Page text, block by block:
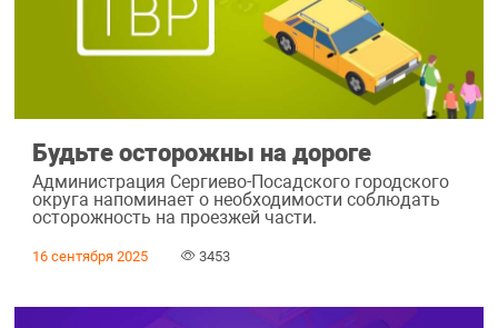
Будьте осторожны на дороге
Администрация Сергиево-Посадского городского
округа напоминает о необходимости соблюдать
осторожность на проезжей части.
16 сентября 2025 3453